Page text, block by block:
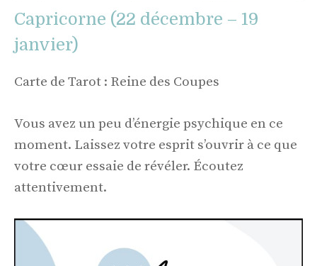
Capricorne (22 décembre – 19
janvier)
Carte de Tarot : Reine des Coupes
Vous avez un peu d’énergie psychique en ce
moment. Laissez votre esprit s’ouvrir à ce que
votre cœur essaie de révéler. Écoutez
attentivement.